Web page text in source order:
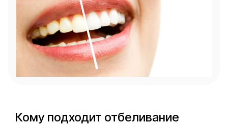
Кому подходит отбеливание